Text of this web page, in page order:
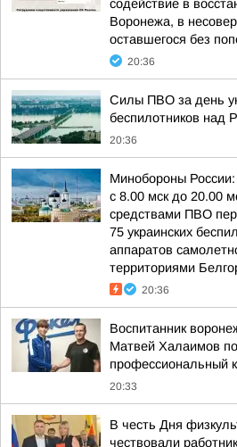
содействие в
Воронежа, в
оставшегося без
20:36
Силы ПВО за день
беспилотников над
20:36
Минобороны
с 8.00 мск до 20.00
средствами ПВО
75 украинских
аппаратов
территориями
20:36
Воспитанник
Матвей Халаимов
профессиональный
20:33
В честь Дня
чествовали